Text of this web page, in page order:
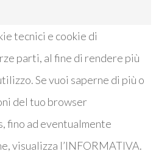
tecnici e cookie di
parti, al fine di rendere più
Se vuoi saperne di più o
del tuo browser
fino ad eventualmente
visualizza l’INFORMATIVA.